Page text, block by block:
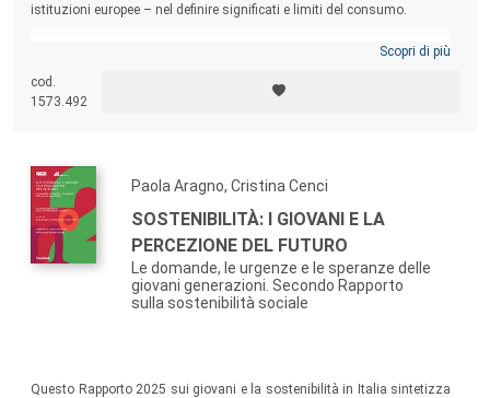
istituzioni europee – nel definire significati e limiti del consumo.
Scopri di più
cod.
1573.492
Paola Aragno, Cristina Cenci
SOSTENIBILITÀ: I GIOVANI E LA
PERCEZIONE DEL FUTURO
Le domande, le urgenze e le speranze delle
giovani generazioni. Secondo Rapporto
sulla sostenibilità sociale
Questo Rapporto 2025 sui giovani e la sostenibilità in Italia sintetizza